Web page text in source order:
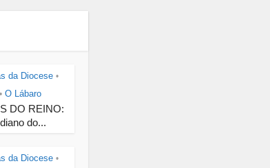
da Diocese •
• O Lábaro
DO REINO:
do...
da Diocese •